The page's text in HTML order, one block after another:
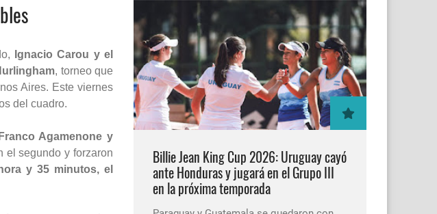
Ignacio Carou y el
, torneo que
Aires. Este viernes
del cuadro.
Agamenone y
el segundo y forzaron
y 35 minutos, el
Billie Jean King Cup 2026: Uruguay cayó
ante Honduras y jugará en el Grupo III
en la próxima temporada